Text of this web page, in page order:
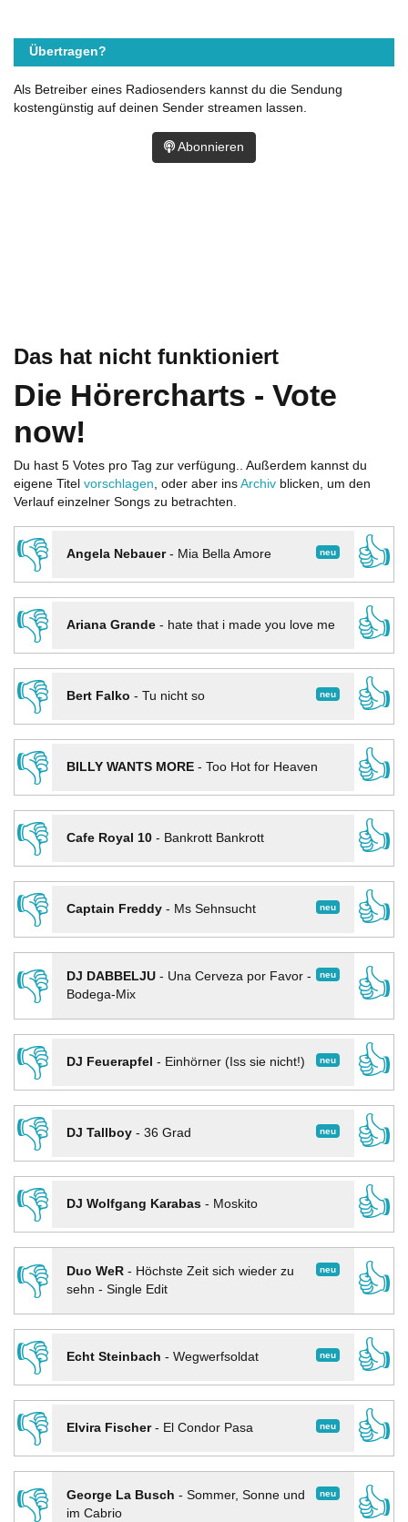
Das hat nicht funktioniert
Die Hörercharts - Vote
now!
Du hast 5 Votes pro Tag zur verfügung.. Außerdem kannst du
eigene Titel vorschlagen, oder aber ins Archiv blicken, um den
Verlauf einzelner Songs zu betrachten.
👎 neu
Angela Nebauer- Mia Bella Amore
👍
👎
Ariana Grande- hate that i made you love me
👍
👎
neu
Bert Falko - Tu nicht so
👍
👎
BILLY WANTS MORE- Too Hot for Heaven
👍
👎
Cafe Royal 10- Bankrott Bankrott
👍
👎
neu
Captain Freddy- Ms Sehnsucht
👍
👎
neu
DJ DABBELJU- Una Cerveza por Favor -
Bodega-Mix
👍
👎
neu
DJ Feuerapfel - Einhörner (Iss sie nicht!)
👍
👎
neu
DJ Tallboy- 36 Grad
👍
👎
DJ Wolfgang Karabas- Moskito
👍
👎
neu
Duo WeR- Höchste Zeit sich wieder zu
sehn - Single Edit
👍
👎
neu
Echt Steinbach - Wegwerfsoldat
👍
👎
neu
Elvira Fischer- El Condor Pasa
👍
👎
neu
George La Busch - Sommer, Sonne und
im Cabrio
👍
Übertragen?
Als Betreiber eines Radiosenders kannst du die Sendung
kostengünstig auf deinen Sender streamen lassen.
Abonnieren